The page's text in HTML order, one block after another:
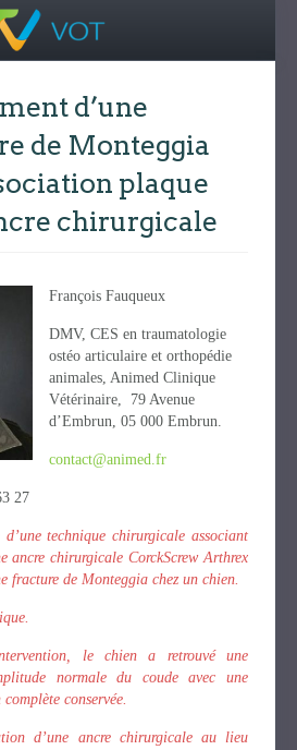
d’une
de Monteggia
plaque
chirurgicale
François Fauqueux
DMV, CES en traumatologie
ostéo articulaire et orthopédie
animales, Animed Clinique
Vétérinaire, 79 Avenue
d’Embrun, 05 000 Embrun.
contact@animed.fr
27
technique chirurgicale associant
ancre chirurgicale CorckScrew Arthrex
fracture de Monteggia chez un chien.
le chien a retrouvé une
normale du coude avec une
conservée.
d’une ancre chirurgicale au lieu